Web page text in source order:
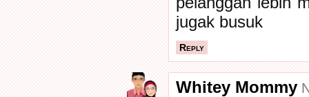
jugak busuk
Reply
Whitey Mommy